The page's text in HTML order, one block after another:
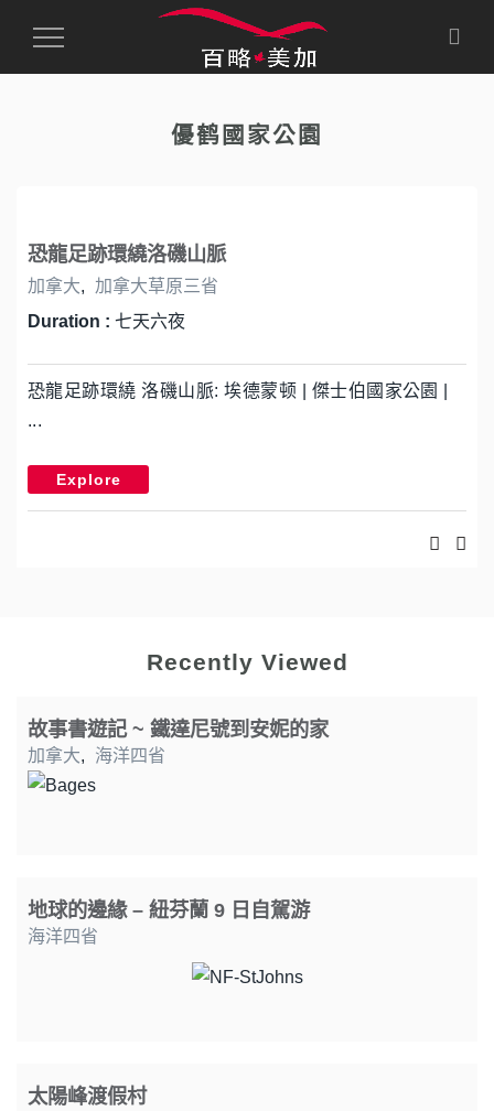
Toggle
優鹤國家公園
恐龍足跡環繞洛磯山脈
加拿大,
加拿大草原三省
Duration : 七天六夜
恐龍足跡環繞 洛磯山脈: 埃德蒙顿 | 傑士伯國家公園 |
...
Explore
Recently Viewed
故事書遊記 ~ 鐵達尼號到安妮的家
加拿大, 海洋四省
地球的邊緣 – 紐芬蘭 9 日自駕游
海洋四省
太陽峰渡假村